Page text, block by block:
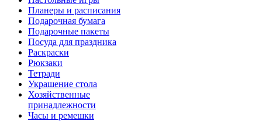
Планеры и расписания
Подарочная бумага
Подарочные пакеты
Посуда для праздника
Раскраски
Рюкзаки
Тетради
Украшение стола
Хозяйственные
принадлежности
Часы и ремешки